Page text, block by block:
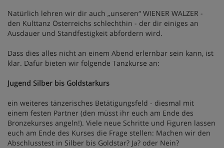
Natürlich lehren wir dir auch „unseren“ WIENER WALZER -
den Kulttanz Österreichs schlechthin - der dir einiges an
Ausdauer und Standfestigkeit abfordern wird.
Dass dies alles nicht an einem Abend erlernbar sein kann, ist
klar. Dafür bieten wir folgende Tanzkurse an:
Jugend Silber bis Goldstarkurs
ein weiteres tänzerisches Betätigungsfeld - diesmal mit
einem festen Partner (den müsst ihr euch am Ende des
Bronzekurses angeln!). Viele neue Schritte und Figuren lassen
euch am Ende des Kurses die Frage stellen: Machen wir den
Abschlusstest in Silber bis Goldstar? Ja? oder Nein?